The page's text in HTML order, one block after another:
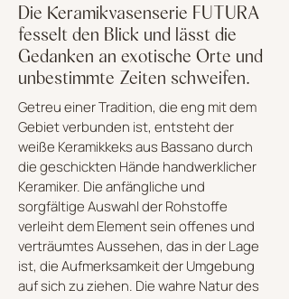
Die Keramikvasenserie FUTURA
fesselt den Blick und lässt die
Gedanken an exotische Orte und
unbestimmte Zeiten schweifen.
Getreu einer Tradition, die eng mit dem
Gebiet verbunden ist, entsteht der
weiße Keramikkeks aus Bassano durch
die geschickten Hände handwerklicher
Keramiker. Die anfängliche und
sorgfältige Auswahl der Rohstoffe
verleiht dem Element sein offenes und
verträumtes Aussehen, das in der Lage
ist, die Aufmerksamkeit der Umgebung
auf sich zu ziehen. Die wahre Natur des